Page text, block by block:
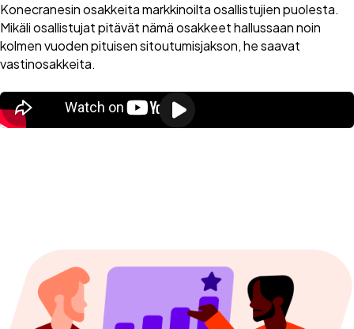
Konecranesin osakkeita markkinoilta osallistujien puolesta.
Mikäli osallistujat pitävät nämä osakkeet hallussaan noin
kolmen vuoden pituisen sitoutumisjakson, he saavat
vastinosakkeita.